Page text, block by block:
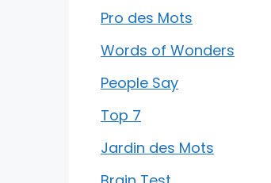
Pro des Mots
Words of Wonders
People Say
Top 7
Jardin des Mots